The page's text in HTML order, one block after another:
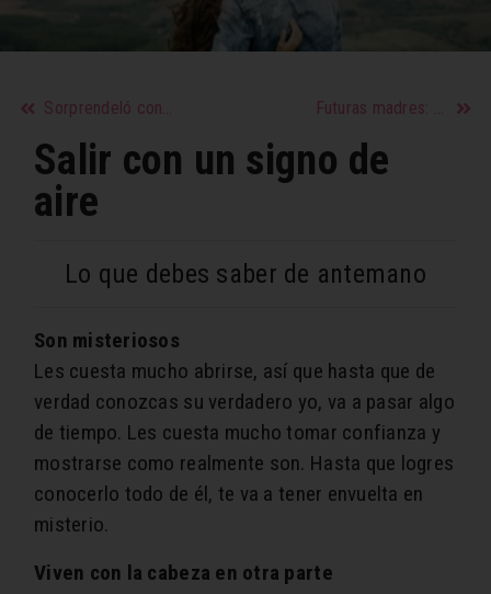
Sorprendeló con los mejores besos Futuras madres: los hábitos que hay que tener al buscar
Salir con un signo de
aire
Lo que debes saber de antemano
Son misteriosos
Les cuesta mucho abrirse, así que hasta que de
verdad conozcas su verdadero yo, va a pasar algo
de tiempo. Les cuesta mucho tomar confianza y
mostrarse como realmente son. Hasta que logres
conocerlo todo de él, te va a tener envuelta en
misterio.
Viven con la cabeza en otra parte